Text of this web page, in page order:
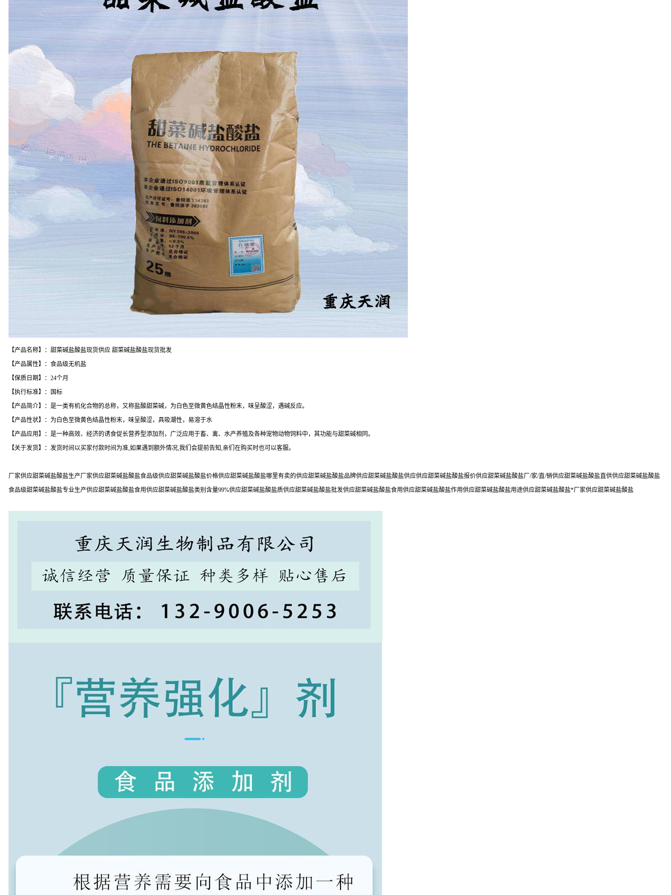
【产品名称】：甜菜碱盐酸盐现货供应 甜菜碱盐酸盐现货批发
【产品属性】：食品级无机盐
【保质日期】：24个月
【执行标准】：国标
【产品简介】：是一类有机化合物的总称，又称盐酸甜菜碱，为白色至微黄色结晶性粉末，味呈酸涩，遇碱反应。
【产品性状】：为白色至微黄色结晶性粉末，味呈酸涩，具吸潮性，易溶于水
【产品应用】：是一种高效、经济的诱食促长营养型添加剂，广泛应用于畜、禽、水产养殖及各种宠物动物饲料中，其功能与甜菜碱相同。
【关于发货】：发货时间以买家付款时间为准,如果遇到额外情况,我们会提前告知,亲们在购买时也可以客服。
厂家供应甜菜碱盐酸盐生产厂家供应甜菜碱盐酸盐食品级供应甜菜碱盐酸盐价格供应甜菜碱盐酸盐哪里有卖的供应甜菜碱盐酸盐品牌供应甜菜碱盐酸盐供应供应甜菜碱盐酸盐报价供应甜菜碱盐酸盐厂/家/直/销供应甜菜碱盐酸盐直供供应甜菜碱盐酸盐
食品级甜菜碱盐酸盐专业生产供应甜菜碱盐酸盐食用供应甜菜碱盐酸盐类别含量99%供应甜菜碱盐酸盐质供应甜菜碱盐酸盐批发供应甜菜碱盐酸盐食用供应甜菜碱盐酸盐作用供应甜菜碱盐酸盐用途供应甜菜碱盐酸盐*厂家供应甜菜碱盐酸盐